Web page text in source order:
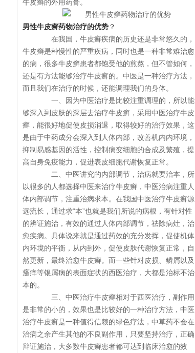
牛皮癣的外用药膏。
男性牛皮癣药物治疗的优势 ？
在我国，牛皮癣疾病的历史还是非常悠久的，
牛皮癣是种慢性的严重疾病，同时也是一种非常难治愈
的病，很多牛皮癣患者都饱受他的煎熬，但不管如何，
还是有方法能够治疗牛皮癣的。中医是一种治疗方法，
而且我们在治疗的时候，还能调理我们的身体。
一、因为中医治疗是比较注重调理的，所以能
够深入到皮肤的深层去治疗牛皮癣，采用中医治疗牛皮
癣，能很好地促使皮损消退，取得较好的治疗效果，这
是由于中药成分会深入到人体内部，改善机内内环境，
抑制易感基因的活性，控制病变细胞的合成及繁殖，提
高自身免疫能力，促进表皮细胞代谢恢复正常。
二、中医讲究的内部调节，治病就要治本，所
以很多的人都选择中医来治疗牛皮癣，中医治病注重人
体内部调节，注重治病求本。在我国中医治疗牛皮癣源
远流长，通过求“本”也就是我们所说的病根，有针对性
的辨证施治，有效的通过人体内部调节，祛除病灶，治
愈疾病。具体说来就是通过药效的充分发挥，促使机体
内环境的平衡，从内到外，促使皮肤代谢恢复正常，自
然更新，最终治愈牛皮癣。而一些针对皮损、鳞屑以及
瘙痒等银屑病的表面症状的西医治疗，大都是治标不治
本的。
三、中医治疗牛皮癣相对于西医治疗，副作用
是非常的小的，效果也是比较好的一种治疗方法，中医
治疗牛皮癣是一种值得信赖的绿色疗法，中草药不会在
治病之余产生其他的不良副作用，只要坚持治疗，正确
辩证施治，大多数牛皮癣患者都可达到临床治愈的效